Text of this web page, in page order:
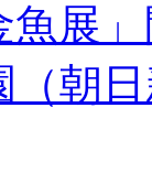
魚展
（朝